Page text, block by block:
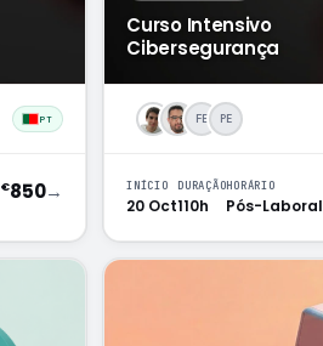
PT
€850→
Curso Intensivo
Cibersegurança
FE PE
INÍCIO
20 Oct
DURAÇÃO
110h
HORÁRIO
Pós-Laboral